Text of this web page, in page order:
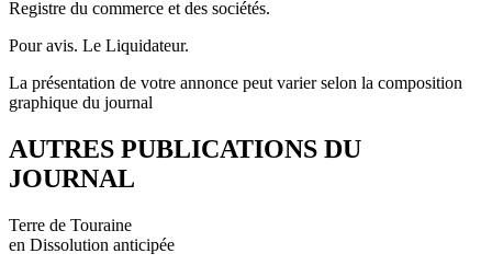
Registre du commerce et des sociétés.
Pour avis. Le Liquidateur.
La présentation de votre annonce peut varier selon la composition
graphique du journal
AUTRES PUBLICATIONS DU
JOURNAL
Terre de Touraine
en Dissolution anticipée